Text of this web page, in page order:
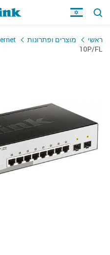
ראשי מוצרים ופתרונות
10P/FL